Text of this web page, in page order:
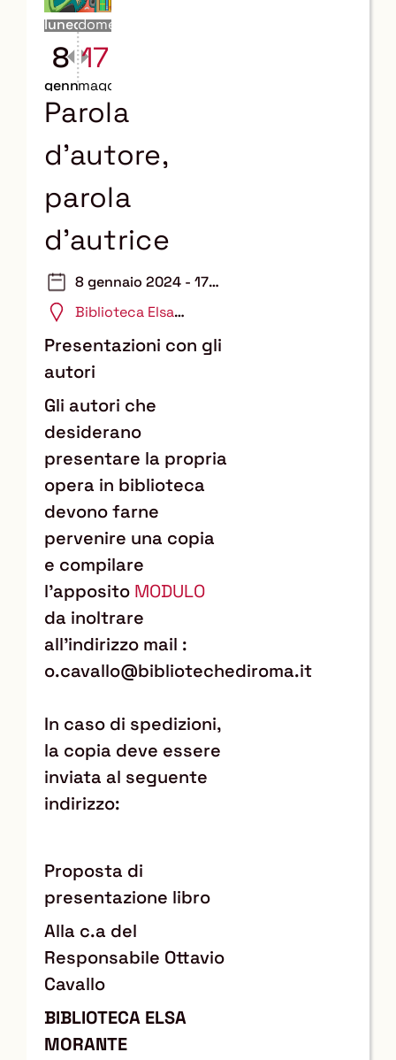
lunedì
8
gennaio
domenica
17
maggio
Parola
d'autore,
parola
d'autrice
8 gennaio 2024 - 17
maggio 2026
Biblioteca Elsa
Presentazioni con gli
autori
Gli autori che
desiderano
presentare la propria
opera in biblioteca
devono farne
pervenire una copia
e compilare
l'apposito MODULO
da inoltrare
all’indirizzo mail :
o.cavallo@bibliotechediroma.it
In caso di spedizioni,
la copia deve essere
inviata al seguente
indirizzo:
Proposta di
presentazione libro
Alla c.a del
Responsabile Ottavio
Cavallo
BIBLIOTECA ELSA
MORANTE